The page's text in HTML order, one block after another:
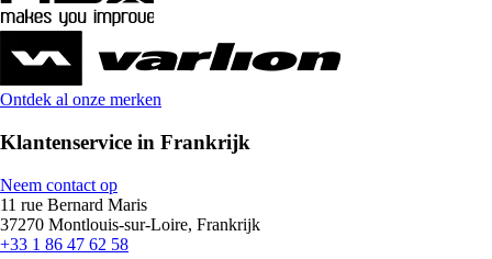
Ontdek al onze merken
Klantenservice in Frankrijk
Neem contact op
11 rue Bernard Maris
37270 Montlouis-sur-Loire, Frankrijk
+33 1 86 47 62 58